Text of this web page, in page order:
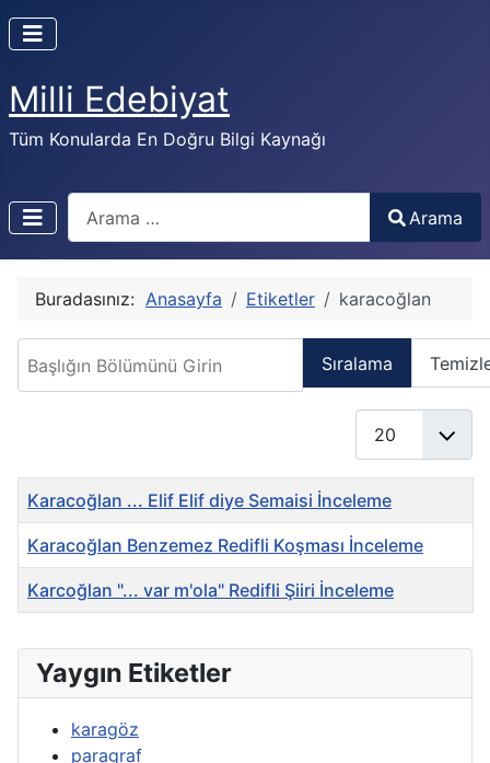
Milli Edebiyat
Tüm Konularda En Doğru Bilgi Kaynağı
Arama
Buradasınız: Anasayfa Etiketler karacoğlan
Sıralama
Başlık
Karacoğlan ... Elif Elif diye Semaisi İnceleme
Karacoğlan Benzemez Redifli Koşması İnceleme
Karcoğlan "... var m'ola" Redifli Şiiri İnceleme
Yaygın Etiketler
karagöz
paragraf